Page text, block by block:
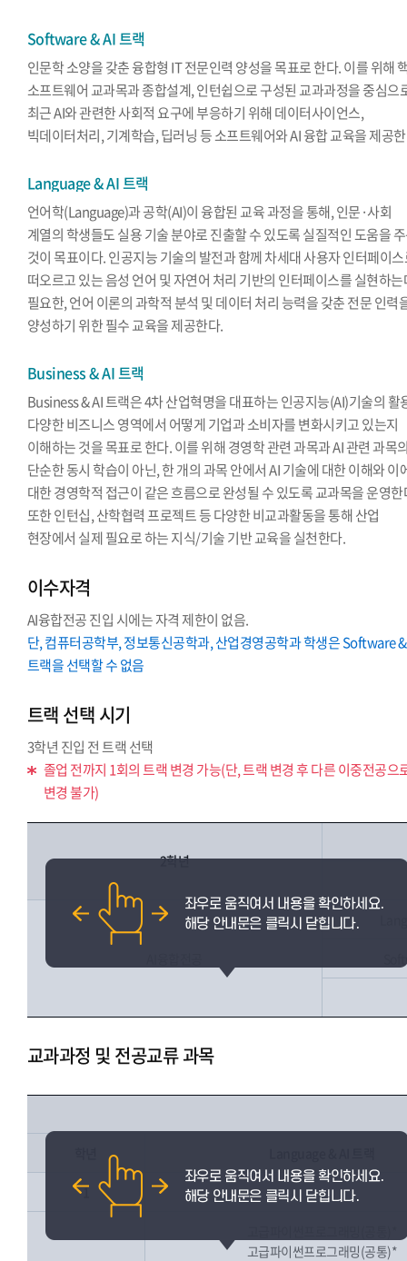
Software & AI 트랙
인문학 소양을 갖춘 융합형 IT 전문인력 양성을 목표로 한다. 이를 위해
소프트웨어 교과목과 종합설계, 인턴쉽으로 구성된 교과과정을 중심으
최근 AI와 관련한 사회적 요구에 부응하기 위해 데이터사이언스,
빅데이터처리, 기계학습, 딥러닝 등 소프트웨어와 AI 융합 교육을 제공
Language & AI 트랙
언어학(Language)과 공학(AI)이 융합된 교육 과정을 통해, 인문·사회
계열의 학생들도 실용 기술 분야로 진출할 수 있도록 실질적인 도움을
것이 목표이다. 인공지능 기술의 발전과 함께 차세대 사용자 인터페이
떠오르고 있는 음성 언어 및 자연어 처리 기반의 인터페이스를 실현하
필요한, 언어 이론의 과학적 분석 및 데이터 처리 능력을 갖춘 전문 인력
양성하기 위한 필수 교육을 제공한다.
Business & AI 트랙
Business & AI 트랙은 4차 산업혁명을 대표하는 인공지능(AI)기술의 활
다양한 비즈니스 영역에서 어떻게 기업과 소비자를 변화시키고 있는지
이해하는 것을 목표로 한다. 이를 위해 경영학 관련 과목과 AI 관련 과목
단순한 동시 학습이 아닌, 한 개의 과목 안에서 AI 기술에 대한 이해와 이
대한 경영학적 접근이 같은 흐름으로 완성될 수 있도록 교과목을 운영
또한 인턴십, 산학협력 프로젝트 등 다양한 비교과활동을 통해 산업
현장에서 실제 필요로 하는 지식/기술 기반 교육을 실천한다.
이수자격
AI융합전공 진입 시에는 자격 제한이 없음.
단, 컴퓨터공학부, 정보통신공학과, 산업경영공학과 학생은 Software
트랙을 선택할 수 없음
트랙 선택 시기
3학년 진입 전 트랙 선택
졸업 전까지 1회의 트랙 변경 가능(단, 트랙 변경 후 다른 이중전공으
변경 불가)
2학년
교과과정 및 전공교류 과목
1
고급파이썬프로그래밍(공통)*